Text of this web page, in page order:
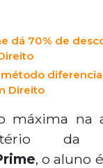
dá 70% de
Direito
máxima na
da
, o aluno